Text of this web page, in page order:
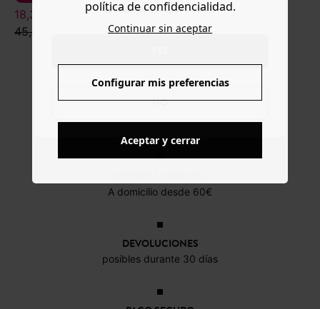
www.promod.com ?
NO
18,39 €
45,99 €
A domicilio desde 60€
DEVOLUCIONES
posibles durante 30 días
política de confidencialidad.
Continuar sin aceptar
Configurar mis preferencias
Aceptar y cerrar